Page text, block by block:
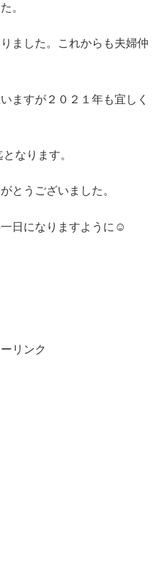
。
ました。これからも夫婦仲
ますが２０２１年も宜しく
なります。
とうございました。
日になりますように☺
リンク